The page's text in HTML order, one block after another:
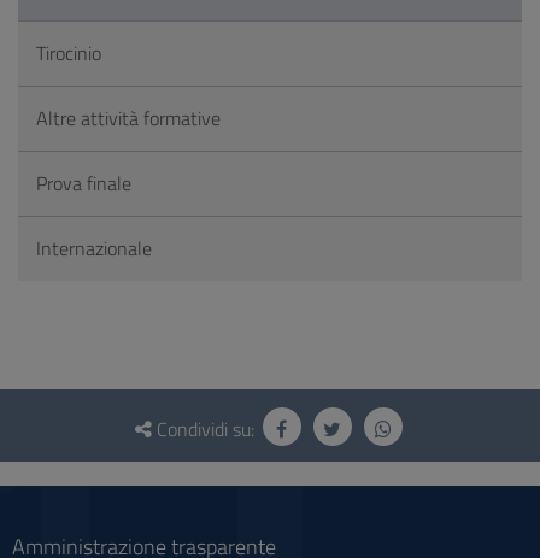
Tirocinio
Altre attività formative
Prova finale
Internazionale
Questionario
social
Condividi su:
Amministrazione trasparente